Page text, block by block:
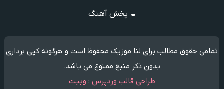
پخش آهنگ
تمامی حقوق مطالب برای لنا موزیک محفوظ است و هرگونه کپی برداری
بدون ذکر منبع ممنوع می باشد.
طراحی قالب وردپرس : وبیت